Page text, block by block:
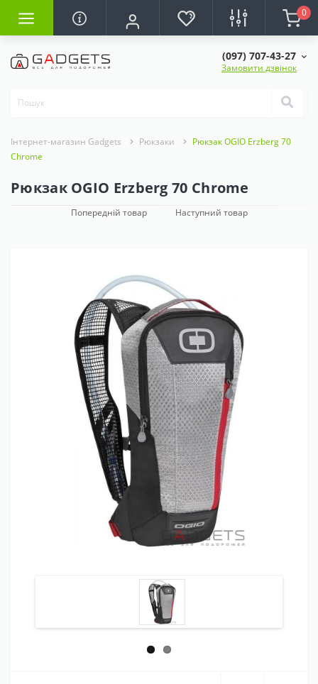
0
(097) 707-43-27
Замовити дзвінок
Інтернет-магазин Gadgets Рюкзаки
Рюкзак OGIO Erzberg 70
Chrome
Рюкзак OGIO Erzberg 70 Chrome
Попередній товар Наступний товар